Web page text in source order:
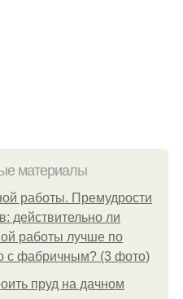
материалы
работы. Премудрости
действительно ли
работы лучше по
с фабричным? (3 фото)
пруд на дачном